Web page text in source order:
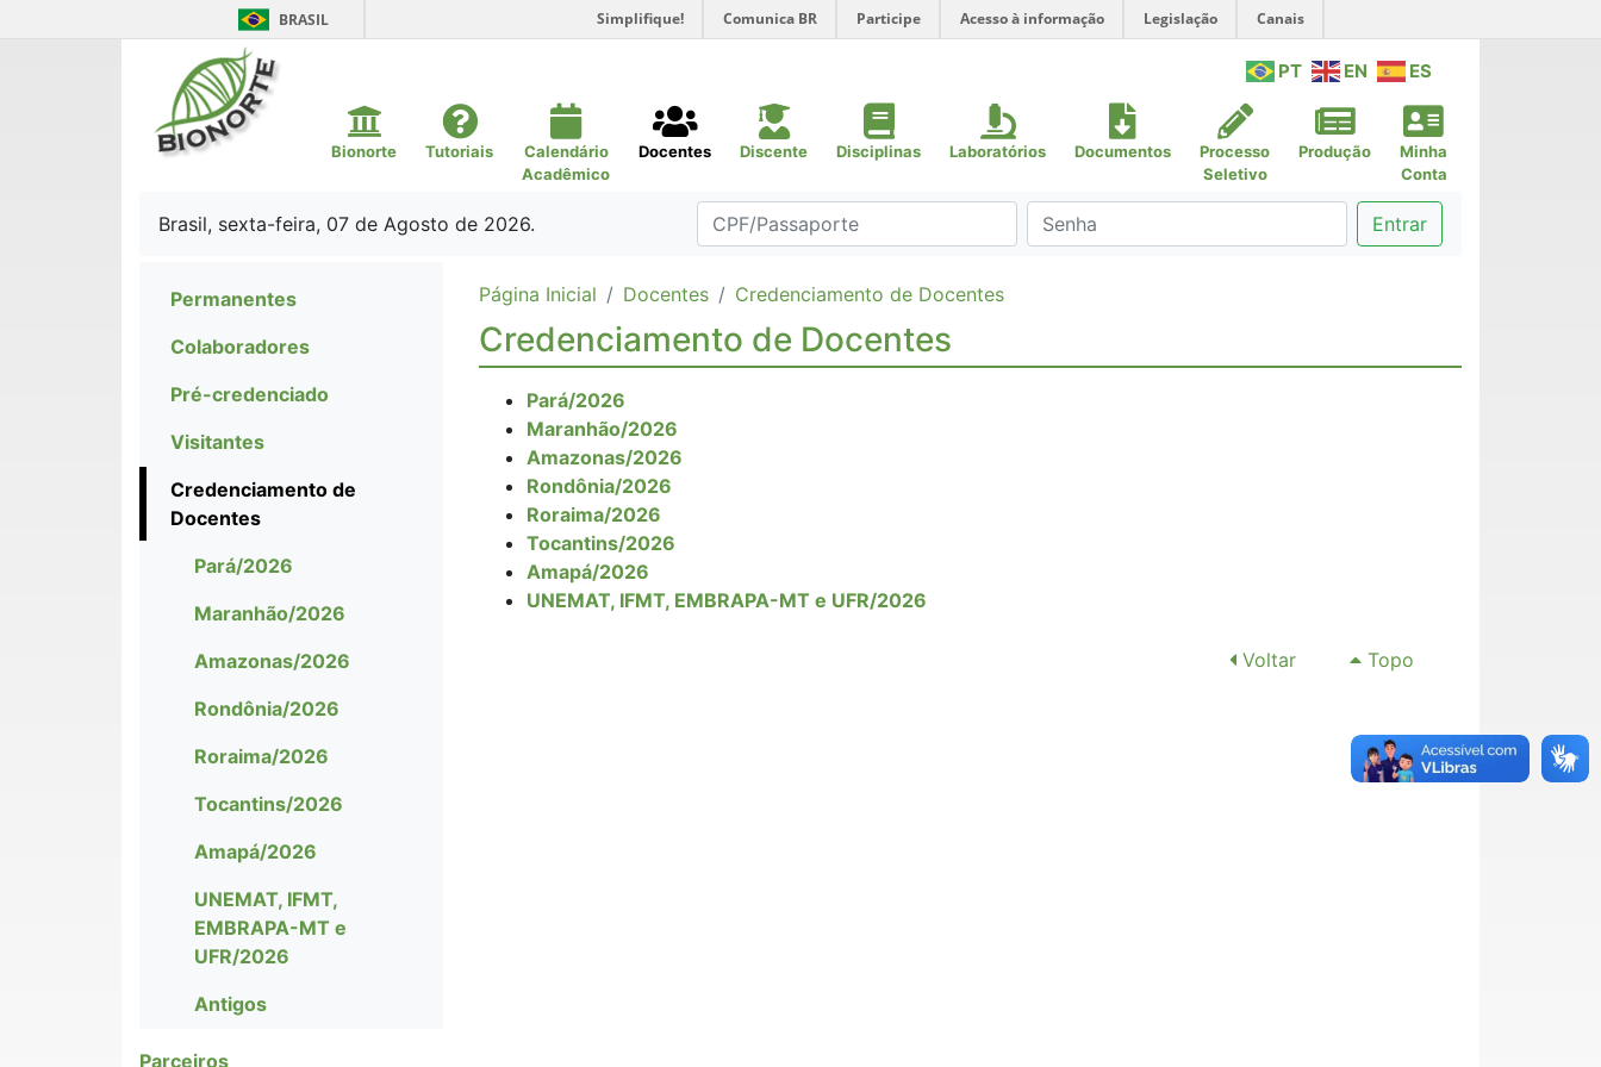
BRASIL Simplifique! Comunica BR Participe Acesso à informação Legislação Canais
PT EN ES
Bionorte Tutoriais
Calendário
Acadêmico
Docentes Discente Disciplinas Laboratórios Documentos
Processo
Seletivo
Produção
Minha
Conta
Brasil, sexta-feira, 07 de Agosto de 2026. Entrar
Permanentes
Colaboradores
Pré-credenciado
Visitantes
Credenciamento de
Docentes
Pará/2026
Maranhão/2026
Amazonas/2026
Rondônia/2026
Roraima/2026
Tocantins/2026
Amapá/2026
UNEMAT, IFMT,
EMBRAPA-MT e
UFR/2026
Antigos
Página Inicial Docentes Credenciamento de Docentes
Credenciamento de Docentes
Pará/2026
Maranhão/2026
Amazonas/2026
Rondônia/2026
Roraima/2026
Tocantins/2026
Amapá/2026
UNEMAT, IFMT, EMBRAPA-MT e UFR/2026
Voltar Topo
Parceiros